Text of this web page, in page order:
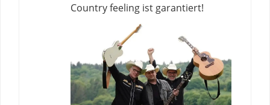
Countryfeeling ist garantiert!